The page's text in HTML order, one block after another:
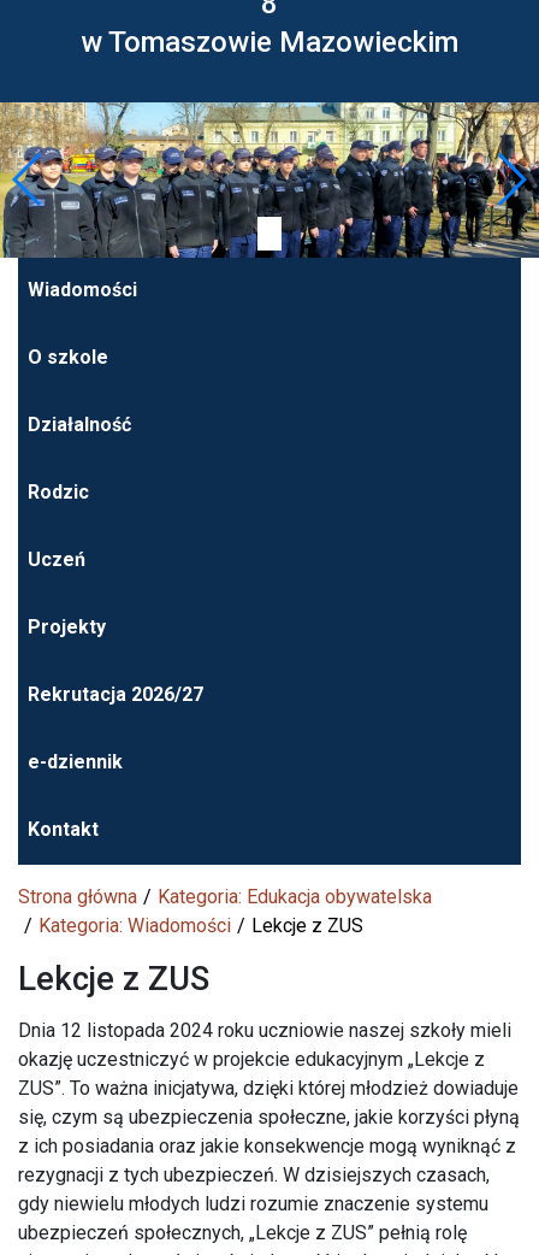
w Tomaszowie Mazowieckim
Wiadomości
O szkole
Działalność
Rodzic
Uczeń
Projekty
Rekrutacja 2026/27
e-dziennik
Kontakt
Strona główna
Kategoria: Edukacja obywatelska
Kategoria: Wiadomości
Lekcje z ZUS
Lekcje z ZUS
Dnia 12 listopada 2024 roku uczniowie naszej szkoły mieli
okazję uczestniczyć w projekcie edukacyjnym „Lekcje z
ZUS”. To ważna inicjatywa, dzięki której młodzież dowiaduje
się, czym są ubezpieczenia społeczne, jakie korzyści płyną
z ich posiadania oraz jakie konsekwencje mogą wyniknąć z
rezygnacji z tych ubezpieczeń. W dzisiejszych czasach,
gdy niewielu młodych ludzi rozumie znaczenie systemu
ubezpieczeń społecznych, „Lekcje z ZUS” pełnią rolę